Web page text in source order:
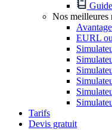
Nos meilleures
EURL
Tarifs
Devis gratuit